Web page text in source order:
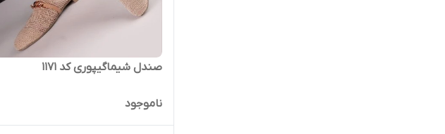
صندل شیماگیپوری کد 1171
ناموجود